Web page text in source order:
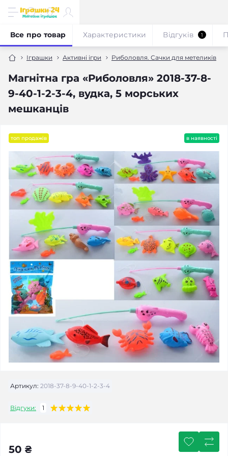
Іграшки Активні ігри Риболовля. Сачки для метеликів
Магнітна гра «Риболовля» 2018-37-8-
9-40-1-2-3-4, вудка, 5 морських
мешканців
Все про товар Характеристики Відгуків 1
топ продажів в наявності
Артикул: 2018-37-8-9-40-1-2-3-4
Відгуки: 1
50 ₴